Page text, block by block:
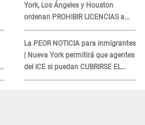
York, Los Ángeles y Houston
ordenan PROHIBIR LICENCIAS a
quienes no presenten ESTE
DOCUMENTO
La PEOR NOTICIA para inmigrantes
| Nueva York permitirá que agentes
del ICE si puedan CUBRIRSE EL
ROSTRO